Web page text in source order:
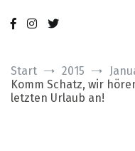
Inhalt
springen
modobonum
nur das Gute
Start 2015
Komm Schatz, wir
letzten Urlaub an!